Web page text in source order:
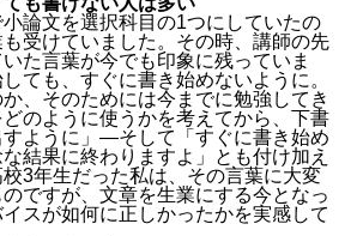
論文を選択科目の1つにしていたの
受けていました。その時、講師の先
た言葉が今でも印象に残っていま
ても、すぐに書き始めないように。
、そのためには今までに勉強してき
のように使うかを考えてから、下書
すように」―そして「すぐに書き始め
結果に終わりますよ」とも付け加え
3年生だった私は、その言葉に大変
ですが、文章を生業にする今となっ
スが如何に正しかったかを実感して